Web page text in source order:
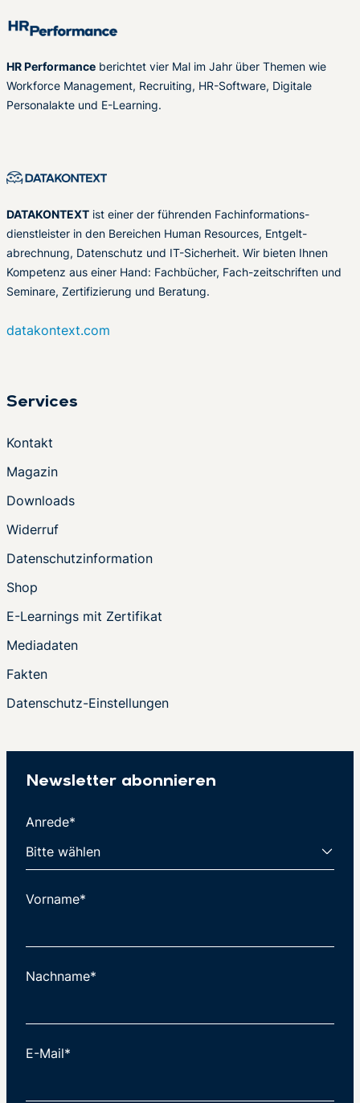
HR Performance berichtet vier Mal im Jahr über Themen wie
Workforce Management, Recruiting, HR-Software, Digitale
Personalakte und E-Learning.
DATAKONTEXT ist einer der führenden Fachinformations-
dienstleister in den Bereichen Human Resources, Entgelt-
abrechnung, Datenschutz und IT-Sicherheit. Wir bieten Ihnen
Kompetenz aus einer Hand: Fachbücher, Fach-zeitschriften und
Seminare, Zertifizierung und Beratung.
datakontext.com
Services
Kontakt
Magazin
Downloads
Widerruf
Datenschutzinformation
Shop
E-Learnings mit Zertifikat
Mediadaten
Fakten
Datenschutz-Einstellungen
Newsletter abonnieren
Anrede*
Vorname*
Nachname*
E-Mail*